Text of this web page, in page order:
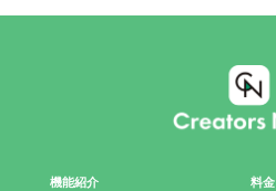
機能紹介 料金